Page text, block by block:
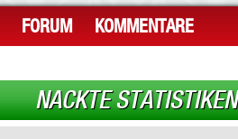
FORUM KOMMENTARE
NACKTE STATISTIKEN